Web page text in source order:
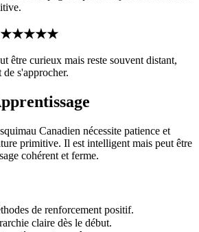
★★★★★
être curieux mais reste souvent distant,
s'approcher.
Canadien nécessite patience et
primitive. Il est intelligent mais peut être
cohérent et ferme.
de renforcement positif.
claire dès le début.